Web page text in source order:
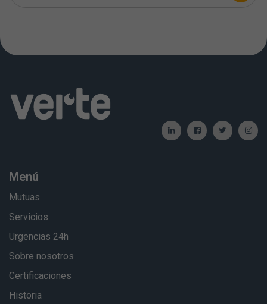
Menú
Mutuas
Servicios
Urgencias 24h
Sobre nosotros
Certificaciones
Historia